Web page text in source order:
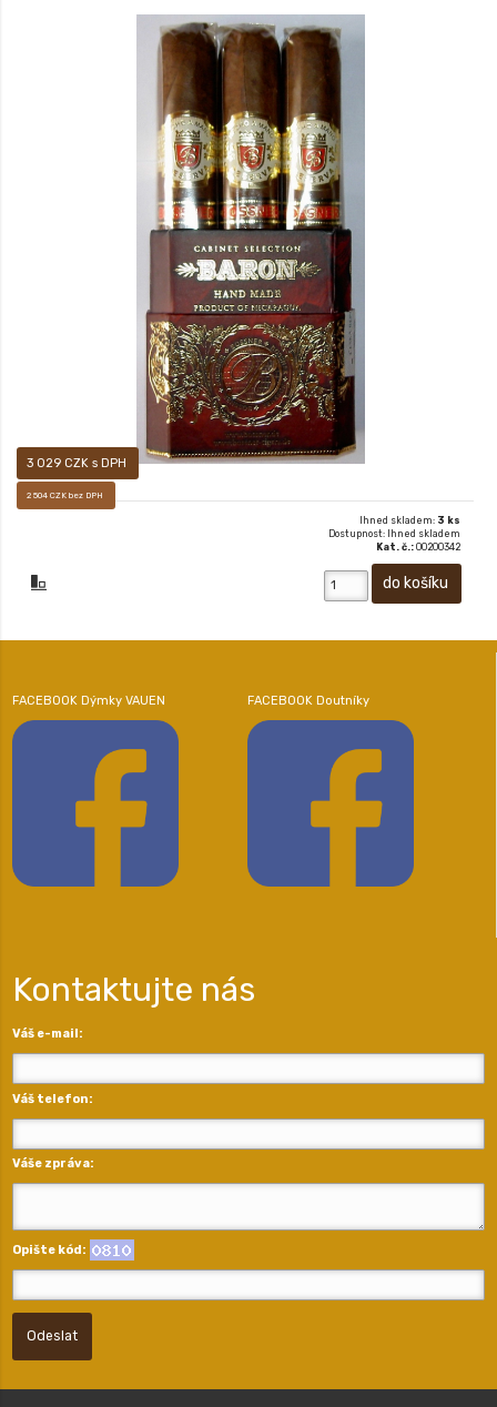
3 029 CZK s DPH
2 504 CZK bez DPH
BOSSNER BARON SPECIAL 3´s
Ihned skladem: 3 ks
Dostupnost: Ihned skladem
Kat. č.: 00200342
FACEBOOK Dýmky VAUEN FACEBOOK Doutníky
Kontaktujte nás
Váš e-mail:
Váš telefon:
Váše zpráva:
Opište kód:
Odeslat